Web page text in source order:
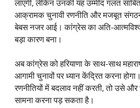
लाएगी, लेकिन उनकी यह उम्मीद गलत
आक्रामक चुनावी रणनीति और मजबूत
बेबस नजर आई। कांग्रेस का अति-
बड़ा कारण बना।
अब कांग्रेस को हरियाणा के साथ-साथ
आगामी चुनावों पर ध्यान केंद्रित करना
रणनीतियों में बदलाव नहीं करती, तो उसे और
सामना करना पड़ सकता है।